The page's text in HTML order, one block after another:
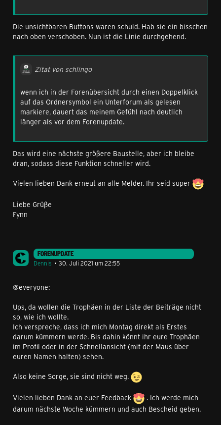
Die unsichtbaren Buttons waren schuld. Hab sie ein bisschen
nach oben verschoben. Nun ist die Linie durchgehend.
Zitat von schlingo
wenn ich in der Forenübersicht durch einen Doppelklick
auf das Ordnersymbol ein Unterforum als gelesen
markiere, dauert das meinem Gefühl nach deutlich
länger als vor dem Forenupdate.
Das wird eine nächste größere Baustelle, aber ich bleibe
dran, sodass diese Funktion schneller wird.
Vielen lieben Dank erneut an alle Melder. Ihr seid super
Liebe Grüße
Fynn
FORENUPDATE
Dennis
30. Juli 2021 um 22:55
@everyone:
Ups, da wollen die Trophäen in der Liste der Beiträge nicht
so, wie ich wollte.
Ich verspreche, dass ich mich Montag direkt als Erstes
darum kümmern werde. Bis dahin könnt ihr eure Trophäen
im Profil oder in der Schnellansicht (mit der Maus über
euren Namen halten) sehen.
Also keine Sorge, sie sind nicht weg.
Vielen lieben Dank an euer Feedback
. Ich werde mich
darum nächste Woche kümmern und auch Bescheid geben.